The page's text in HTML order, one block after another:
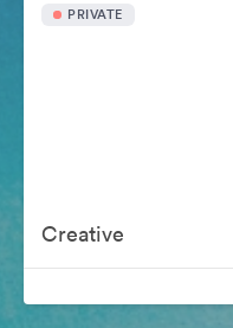
PRIVATE
Creative